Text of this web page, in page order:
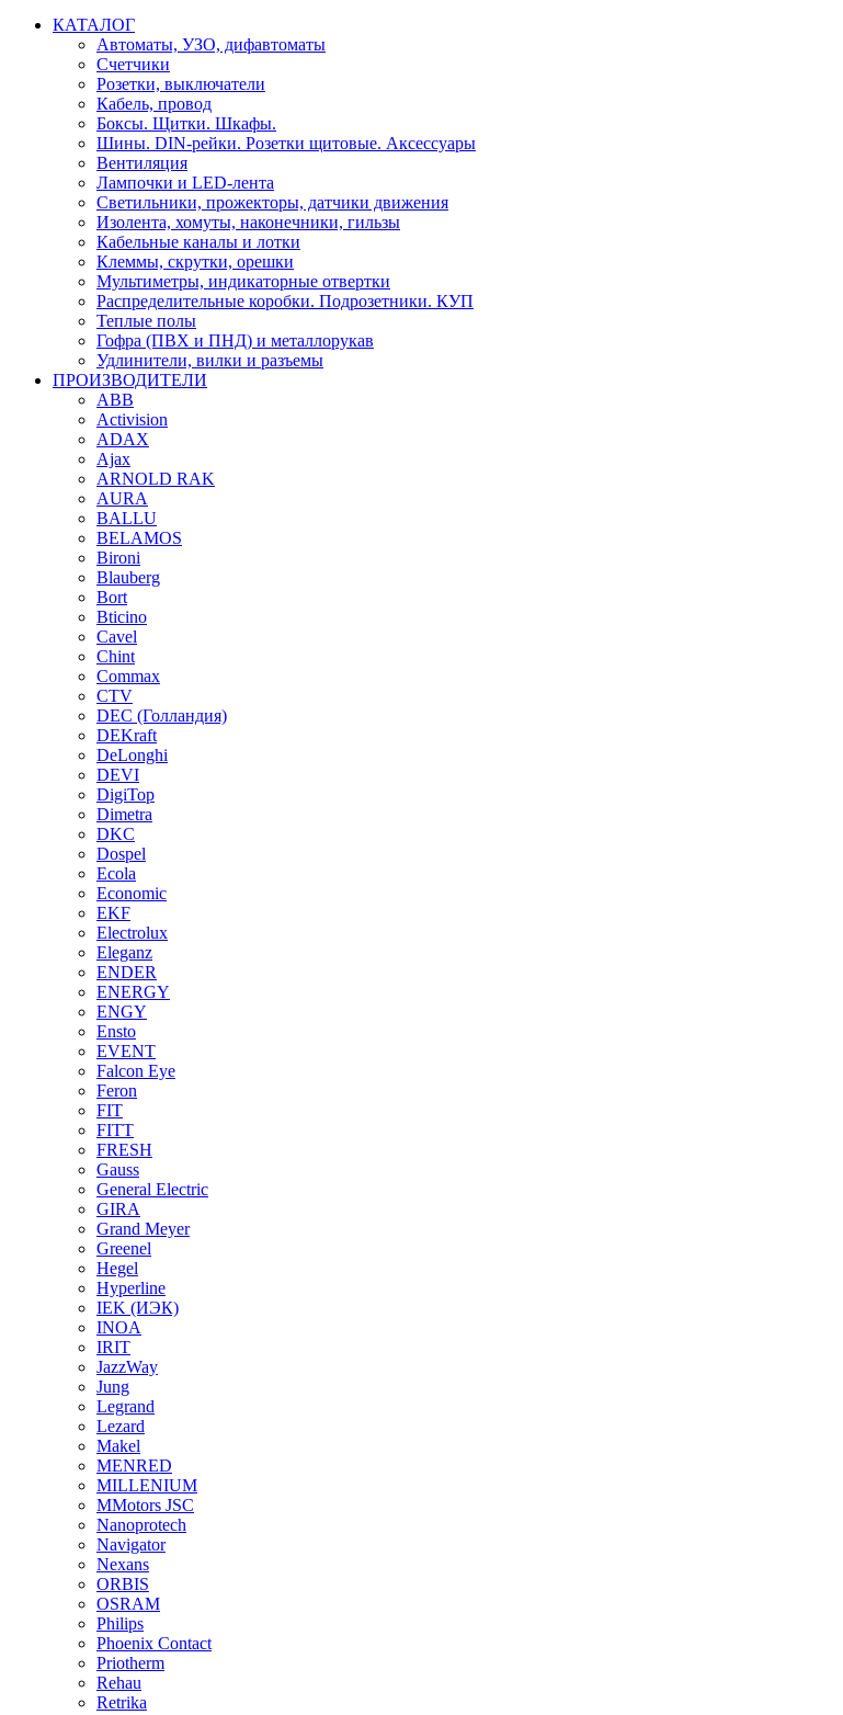
КАТАЛОГ
Автоматы, УЗО, дифавтоматы
Счетчики
Розетки, выключатели
Кабель, провод
Боксы. Щитки. Шкафы.
Шины. DIN-рейки. Розетки щитовые. Аксессуары
Вентиляция
Лампочки и LED-лента
Светильники, прожекторы, датчики движения
Изолента, хомуты, наконечники, гильзы
Кабельные каналы и лотки
Клеммы, скрутки, орешки
Мультиметры, индикаторные отвертки
Распределительные коробки. Подрозетники. КУП
Теплые полы
Гофра (ПВХ и ПНД) и металлорукав
Удлинители, вилки и разъемы
ПРОИЗВОДИТЕЛИ
ABB
Activision
ADAX
Ajax
ARNOLD RAK
AURA
BALLU
BELAMOS
Bironi
Blauberg
Bort
Bticino
Cavel
Chint
Commax
CTV
DEC (Голландия)
DEKraft
DeLonghi
DEVI
DigiTop
Dimetra
DKC
Dospel
Ecola
Economic
EKF
Electrolux
Eleganz
ENDER
ENERGY
ENGY
Ensto
EVENT
Falcon Eye
Feron
FIT
FITT
FRESH
Gauss
General Electric
GIRA
Grand Meyer
Greenel
Hegel
Hyperline
IEK (ИЭК)
INOA
IRIT
JazzWay
Jung
Legrand
Lezard
Makel
MENRED
MILLENIUM
MMotors JSC
Nanoprotech
Navigator
Nexans
ORBIS
OSRAM
Philips
Phoenix Contact
Priotherm
Rehau
Retrika